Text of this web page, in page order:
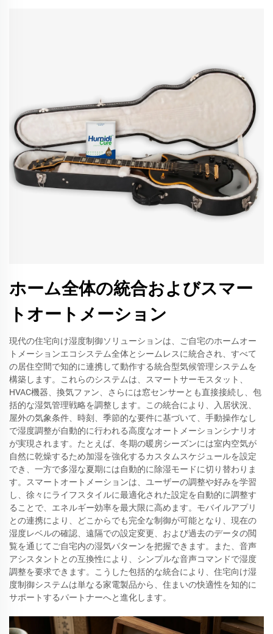
ホーム全体の統合およびスマー
トオートメーション
現代の住宅向け湿度制御ソリューションは、ご自宅のホームオー
トメーションエコシステム全体とシームレスに統合され、すべて
の居住空間で知的に連携して動作する統合型気候管理システムを
構築します。これらのシステムは、スマートサーモスタット、
HVAC機器、換気ファン、さらには窓センサーとも直接接続し、包
括的な湿気管理戦略を調整します。この統合により、入居状況、
屋外の気象条件、時刻、季節的な要件に基づいて、手動操作なし
で湿度調整が自動的に行われる高度なオートメーションシナリオ
が実現されます。たとえば、冬期の暖房シーズンには室内空気が
自然に乾燥するため加湿を強化するカスタムスケジュールを設定
でき、一方で多湿な夏期には自動的に除湿モードに切り替わりま
す。スマートオートメーションは、ユーザーの調整や好みを学習
し、徐々にライフスタイルに最適化された設定を自動的に調整す
ることで、エネルギー効率を最大限に高めます。モバイルアプリ
との連携により、どこからでも完全な制御が可能となり、現在の
湿度レベルの確認、遠隔での設定変更、および過去のデータの閲
覧を通じてご自宅内の湿気パターンを把握できます。また、音声
アシスタントとの互換性により、シンプルな音声コマンドで湿度
調整を要求できます。こうした包括的な統合により、住宅向け湿
度制御システムは単なる家電製品から、住まいの快適性を知的に
サポートするパートナーへと進化します。